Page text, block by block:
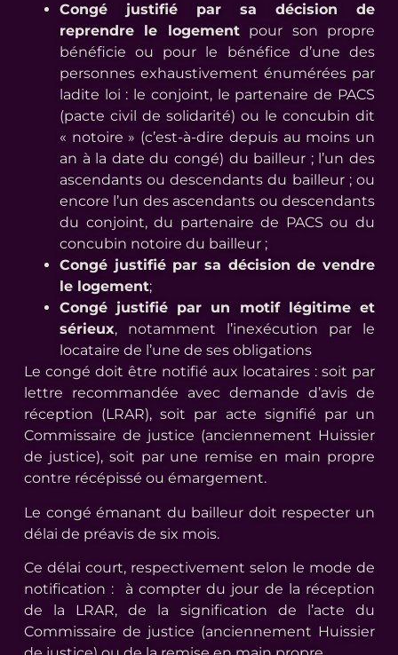
Congé justifié par sa décision de
reprendre le logementpour son propre
bénéficie ou pour le bénéfice d’une des
personnes exhaustivement énumérées par
ladite loi : le conjoint, le partenaire de PACS
(pacte civil de solidarité) ou le concubin dit
« notoire » (c’est-à-dire depuis au moins un
an à la date du congé) du bailleur ; l’un des
ascendants ou descendants du bailleur ; ou
encore l’un des ascendants ou descendants
du conjoint, du partenaire de PACS ou du
concubin notoire du bailleur ;
Congé justifié par sa décision de vendre
le logement;
Congé justifié par un motif légitime et
sérieux, notamment l’inexécution par le
locataire de l’une de ses obligations
Le congé doit être notifié aux locataires : soit par
lettre recommandée avec demande d’avis de
réception (LRAR), soit par acte signifié par un
Commissaire de justice (anciennement Huissier
de justice), soit par une remise en main propre
contre récépissé ou émargement.
Le congé émanant du bailleur doit respecter un
délai de préavis de six mois.
Ce délai court, respectivement selon le mode de
notification : à compter du jour de la réception
de la LRAR, de la signification de l’acte du
Commissaire de justice (anciennement Huissier